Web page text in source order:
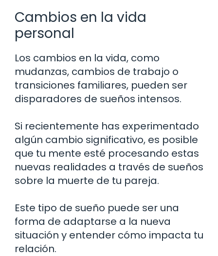
Cambios en la vida
personal
Los cambios en la vida, como
mudanzas, cambios de trabajo o
transiciones familiares, pueden ser
disparadores de sueños intensos.
Si recientemente has experimentado
algún cambio significativo, es posible
que tu mente esté procesando estas
nuevas realidades a través de sueños
sobre la muerte de tu pareja.
Este tipo de sueño puede ser una
forma de adaptarse a la nueva
situación y entender cómo impacta tu
relación.